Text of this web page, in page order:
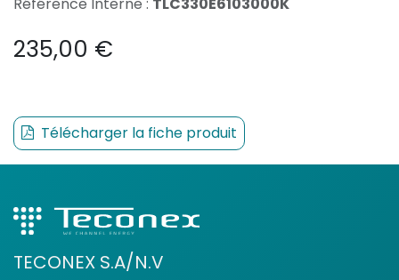
235,00 €
Télécharger la fiche produit
TECONEX S.A/N.V